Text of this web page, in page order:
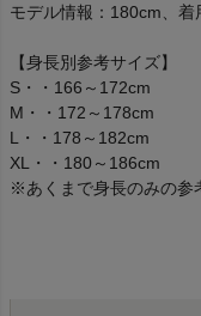
モデル情報：180cm、着
【身長別参考サイズ】
S・・166～172cm
M・・172～178cm
L・・178～182cm
XL・・180～186cm
※あくまで身長のみの参